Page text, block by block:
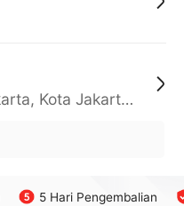
Daerah Khusus Ibukota Jakarta, Kota Jakarta Barat, Cengkareng, yy
5 Hari Pengembalian